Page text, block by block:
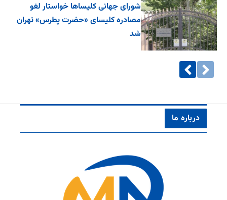
شورای جهانی کلیساها خواستار لغو
مصادره کلیسای «حضرت پطرس» تهران
شد
درباره ما